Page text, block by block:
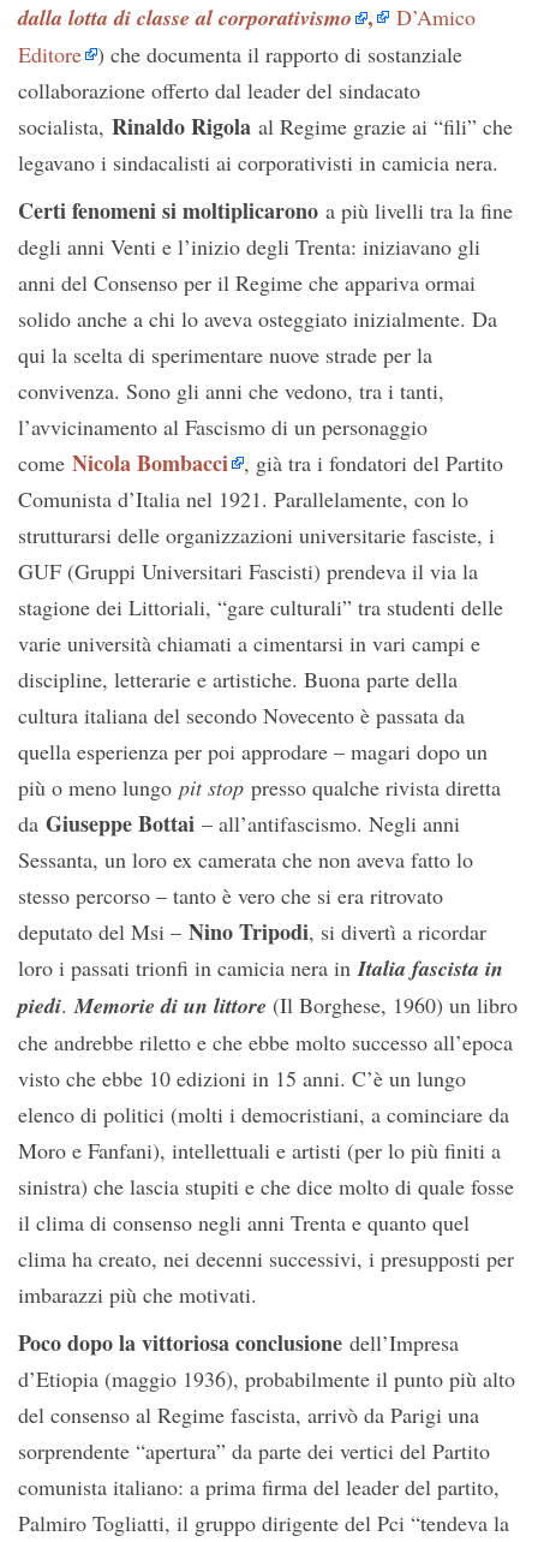
dalla lotta di classe al corporativismo ,
D’Amico
Editore ) che documenta il rapporto di sostanziale
collaborazione offerto dal leader del sindacato
socialista, Rinaldo Rigola al Regime grazie ai “fili” che
legavano i sindacalisti ai corporativisti in camicia nera.
Certi fenomeni si moltiplicarono a più livelli tra la fine
degli anni Venti e l’inizio degli Trenta: iniziavano gli
anni del Consenso per il Regime che appariva ormai
solido anche a chi lo aveva osteggiato inizialmente. Da
qui la scelta di sperimentare nuove strade per la
convivenza. Sono gli anni che vedono, tra i tanti,
l’avvicinamento al Fascismo di un personaggio
come Nicola Bombacci , già tra i fondatori del Partito
Comunista d’Italia nel 1921. Parallelamente, con lo
strutturarsi delle organizzazioni universitarie fasciste, i
GUF (Gruppi Universitari Fascisti) prendeva il via la
stagione dei Littoriali, “gare culturali” tra studenti delle
varie università chiamati a cimentarsi in vari campi e
discipline, letterarie e artistiche. Buona parte della
cultura italiana del secondo Novecento è passata da
quella esperienza per poi approdare – magari dopo un
più o meno lungo pit stop presso qualche rivista diretta
da Giuseppe Bottai – all’antifascismo. Negli anni
Sessanta, un loro ex camerata che non aveva fatto lo
stesso percorso – tanto è vero che si era ritrovato
deputato del Msi – Nino Tripodi, si divertì a ricordar
loro i passati trionfi in camicia nera inItalia fascista in
piedi.Memorie di un littore (Il Borghese, 1960) un libro
che andrebbe riletto e che ebbe molto successo all’epoca
visto che ebbe 10 edizioni in 15 anni. C’è un lungo
elenco di politici (molti i democristiani, a cominciare da
Moro e Fanfani), intellettuali e artisti (per lo più finiti a
sinistra) che lascia stupiti e che dice molto di quale fosse
il clima di consenso negli anni Trenta e quanto quel
clima ha creato, nei decenni successivi, i presupposti per
imbarazzi più che motivati.
Poco dopo la vittoriosa conclusione dell’Impresa
d’Etiopia (maggio 1936), probabilmente il punto più alto
del consenso al Regime fascista, arrivò da Parigi una
sorprendente “apertura” da parte dei vertici del Partito
comunista italiano: a prima firma del leader del partito,
Palmiro Togliatti, il gruppo dirigente del Pci “tendeva la